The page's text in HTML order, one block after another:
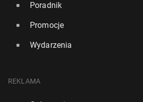
Poradnik
Promocje
Wydarzenia
REKLAMA